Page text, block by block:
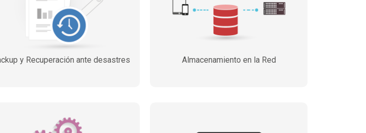
y Recuperación ante desastres Almacenamiento en la Red